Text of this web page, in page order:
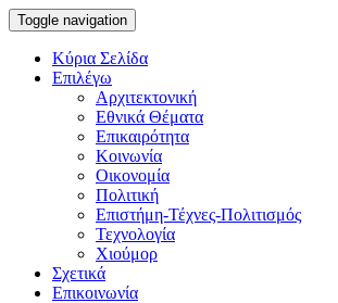
Toggle navigation
Κύρια Σελίδα
Επιλέγω
Αρχιτεκτονική
Εθνικά Θέματα
Επικαιρότητα
Κοινωνία
Οικονομία
Πολιτική
Επιστήμη-Τέχνες-Πολιτισμός
Τεχνολογία
Χιούμορ
Σχετικά
Επικοινωνία